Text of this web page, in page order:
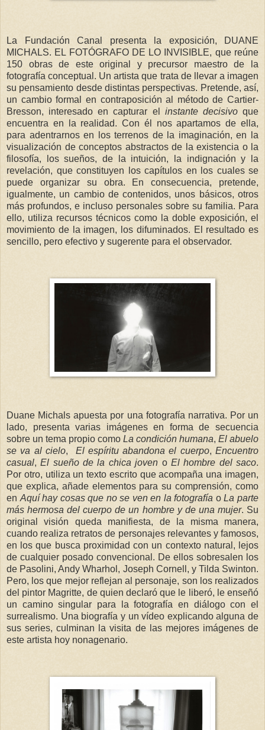
La Fundación Canal presenta la exposición, DUANE
MICHALS. EL FOTÓGRAFO DE LO INVISIBLE, que reúne
150 obras de este original y precursor maestro de la
fotografía conceptual. Un artista que trata de llevar a imagen
su pensamiento desde distintas perspectivas. Pretende, así,
un cambio formal en contraposición al método de Cartier-
Bresson, interesado en capturar el instante decisivoque
encuentra en la realidad. Con él nos apartamos de ella,
para adentrarnos en los terrenos de la imaginación, en la
visualización de conceptos abstractos de la existencia o la
filosofía, los sueños, de la intuición, la indignación y la
revelación, que constituyen los capítulos en los cuales se
puede organizar su obra. En consecuencia, pretende,
igualmente, un cambio de contenidos, unos básicos, otros
más profundos, e incluso personales sobre su familia. Para
ello, utiliza recursos técnicos como la doble exposición, el
movimiento de la imagen, los difuminados. El resultado es
sencillo, pero efectivo y sugerente para el observador.
Duane Michals apuesta por una fotografía narrativa. Por un
lado, presenta varias imágenes en forma de secuencia
sobre un tema propio como La condición humana, El abuelo
se va al cielo, El espíritu abandona el cuerpo,Encuentro
casual,El sueño de la chica joven o El hombre del saco.
Por otro, utiliza un texto escrito que acompaña una imagen,
que explica, añade elementos para su comprensión, como
en Aquí hay cosas que no se ven en la fotografía oLa parte
más hermosa del cuerpo de un hombre y de una mujer. Su
original visión queda manifiesta, de la misma manera,
cuando realiza retratos de personajes relevantes y famosos,
en los que busca proximidad con un contexto natural, lejos
de cualquier posado convencional. De ellos sobresalen los
de Pasolini, Andy Wharhol, Joseph Cornell, y Tilda Swinton.
Pero, los que mejor reflejan al personaje, son los realizados
del pintor Magritte, de quien declaró que le liberó, le enseñó
un camino singular para la fotografía en diálogo con el
surrealismo. Una biografía y un vídeo explicando alguna de
sus series, culminan la visita de las mejores imágenes de
este artista hoy nonagenario.